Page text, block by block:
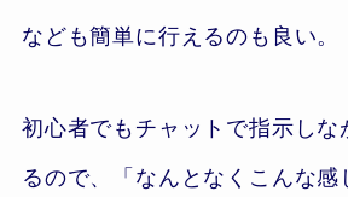
なども簡単に行えるのも良い。
初心者でもチャットで指示しな
るので、「なんとなくこんな感